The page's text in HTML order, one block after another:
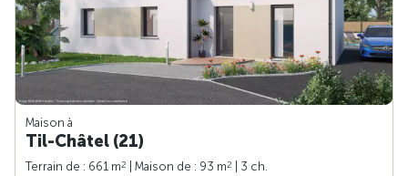
Maison à
Til-Châtel (21)
Terrain de : 661 m2 | Maison de : 93 m2
| 3 ch.